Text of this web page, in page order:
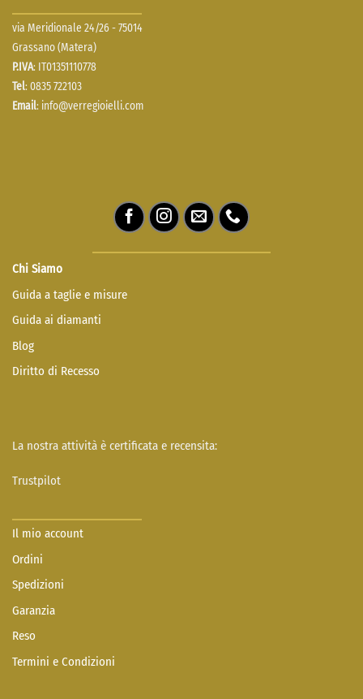
via Meridionale 24/26 - 75014
Grassano (Matera)
P.IVA: IT01351110778
Tel: 0835 722103
Email: info@verregioielli.com
Chi Siamo
Guida a taglie e misure
Guida ai diamanti
Blog
Diritto di Recesso
La nostra attività è certificata e recensita:
Trustpilot
Il mio account
Ordini
Spedizioni
Garanzia
Reso
Termini e Condizioni